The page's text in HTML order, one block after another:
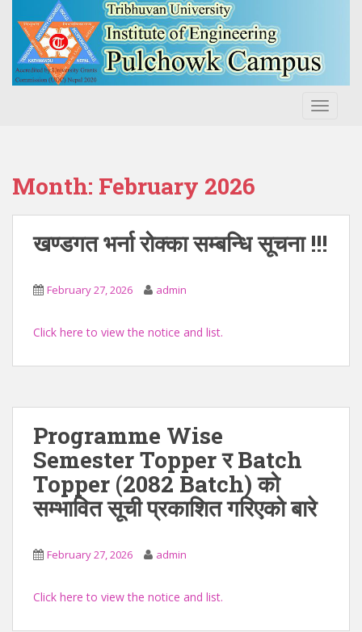
Month: February 2026
खण्डगत भर्ना रोक्का सम्बन्धि सूचना !!!
February 27, 2026 admin
Click here to view the notice and list.
Programme Wise
Semester Topper र Batch
Topper (2082 Batch) को
सम्भावित सूची प्रकाशित गरिएको बारे
February 27, 2026 admin
Click here to view the notice and list.